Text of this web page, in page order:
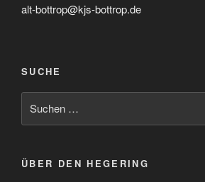
alt-bottrop@kjs-bottrop.de
SUCHE
nach:
ÜBER DEN HEGERING